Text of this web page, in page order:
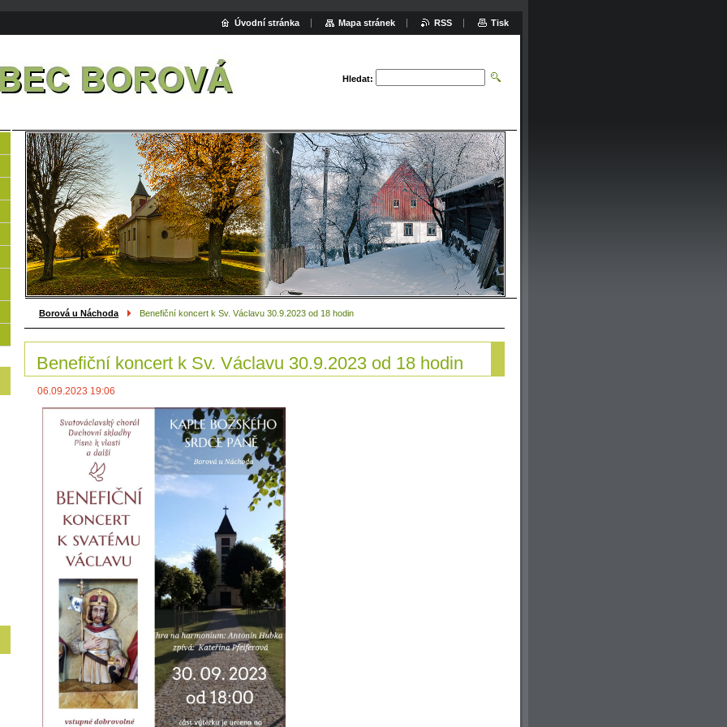
Hledat:
Borová u Náchoda Benefiční koncert k Sv. Václavu 30.9.2023 od 18 hodin
Benefiční koncert k Sv. Václavu 30.9.2023 od 18 hodin
06.09.2023 19:06
Úvodní stránka Mapa stránek RSS Tisk